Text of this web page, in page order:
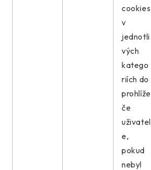
cookies
v
jednotli
vých
katego
riích do
prohlíže
če
uživatel
e,
pokud
nebyl